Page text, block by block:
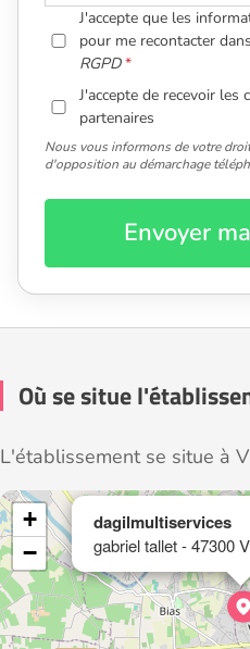
J'accepte que les
pour me recontacter
RGPD
J'accepte de recevoir les
partenaires
Nous vous informons de votre
d'opposition au démarchage
Envoyer
Où se situe
L'établissement se situe à
dagilmultiservices
gabriel tallet - 47300
+
−